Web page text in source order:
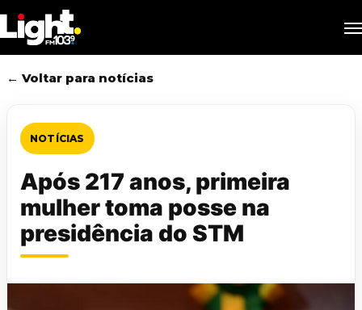
to
main
content
← Voltar para notícias
NOTÍCIAS
Após 217 anos, primeira
mulher toma posse na
presidência do STM